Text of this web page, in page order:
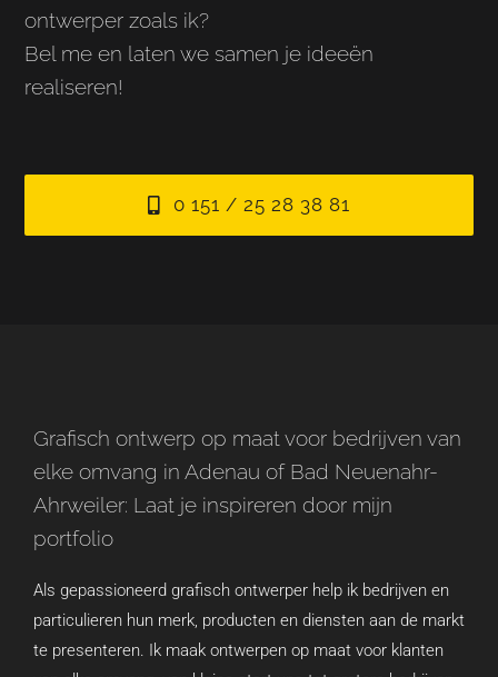
ontwerper zoals ik?
Bel me en laten we samen je ideeën
realiseren!
0 151 / 25 28 38 81
Grafisch ontwerp op maat voor bedrijven van
elke omvang in Adenau of Bad Neuenahr-
Ahrweiler: Laat je inspireren door mijn
portfolio
Als gepassioneerd grafisch ontwerper help ik bedrijven en
particulieren hun merk, producten en diensten aan de markt
te presenteren. Ik maak ontwerpen op maat voor klanten